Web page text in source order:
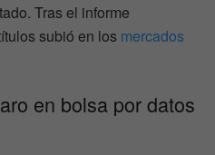
Tras el informe
subió en los mercados
en bolsa por datos